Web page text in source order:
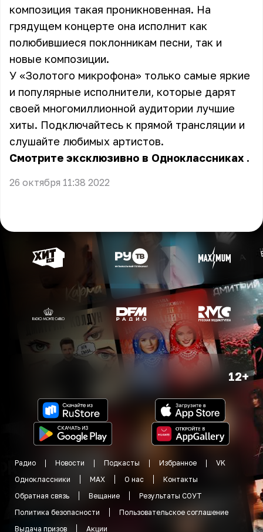
композиция такая проникновенная. На
грядущем концерте она исполнит как
полюбившиеся поклонникам песни, так и
новые композиции.
У «Золотого микрофона» только самые яркие
и популярные исполнители, которые дарят
своей многомиллионной аудитории лучшие
хиты. Подключайтесь к прямой трансляции и
слушайте любимых артистов.
Смотрите эксклюзивно в Одноклассниках .
26 октября 11:38 2022
12+
Радио Новости Подкасты Избранное
VK
Одноклассники
MAX О нас
Контакты
Обратная связь
Вещание
Результаты СОУТ
Политика безопасности
Пользовательское соглашение
Выдача призов
Акции